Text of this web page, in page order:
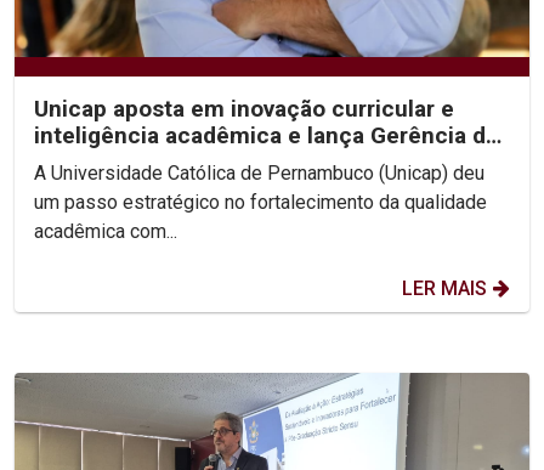
Unicap aposta em inovação curricular e
inteligência acadêmica e lança Gerência de
Desenvolvimento...
A Universidade Católica de Pernambuco (Unicap) deu
um passo estratégico no fortalecimento da qualidade
acadêmica com...
LER MAIS